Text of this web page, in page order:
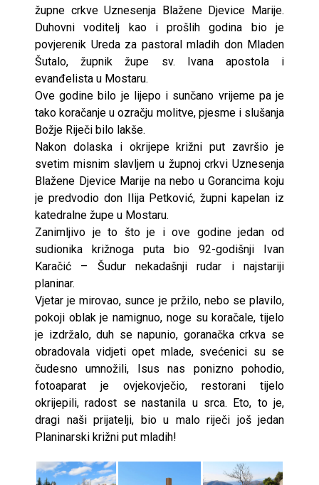
župne crkve Uznesenja Blažene Djevice Marije.
Duhovni voditelj kao i prošlih godina bio je
povjerenik Ureda za pastoral mladih don Mladen
Šutalo, župnik župe sv. Ivana apostola i
evanđelista u Mostaru.
Ove godine bilo je lijepo i sunčano vrijeme pa je
tako koračanje u ozračju molitve, pjesme i slušanja
Božje Riječi bilo lakše.
Nakon dolaska i okrijepe križni put završio je
svetim misnim slavljem u župnoj crkvi Uznesenja
Blažene Djevice Marije na nebo u Gorancima koju
je predvodio don Ilija Petković, župni kapelan iz
katedralne župe u Mostaru.
Zanimljivo je to što je i ove godine jedan od
sudionika križnoga puta bio 92-godišnji Ivan
Karačić – Šudur nekadašnji rudar i najstariji
planinar.
Vjetar je mirovao, sunce je pržilo, nebo se plavilo,
pokoji oblak je namignuo, noge su koračale, tijelo
je izdržalo, duh se napunio, goranačka crkva se
obradovala vidjeti opet mlade, svećenici su se
čudesno umnožili, Isus nas ponizno pohodio,
fotoaparat je ovjekovječio, restorani tijelo
okrijepili, radost se nastanila u srca. Eto, to je,
dragi naši prijatelji, bio u malo riječi još jedan
Planinarski križni put mladih!